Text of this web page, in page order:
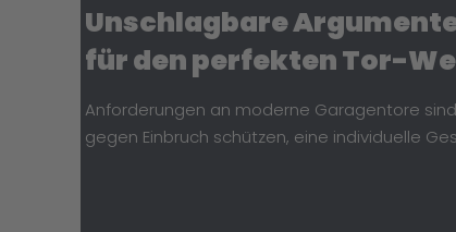
Unschlagbare
für den perfekten Tor-
Anforderungen an moderne Garagentore
gegen Einbruch schützen, eine individuelle